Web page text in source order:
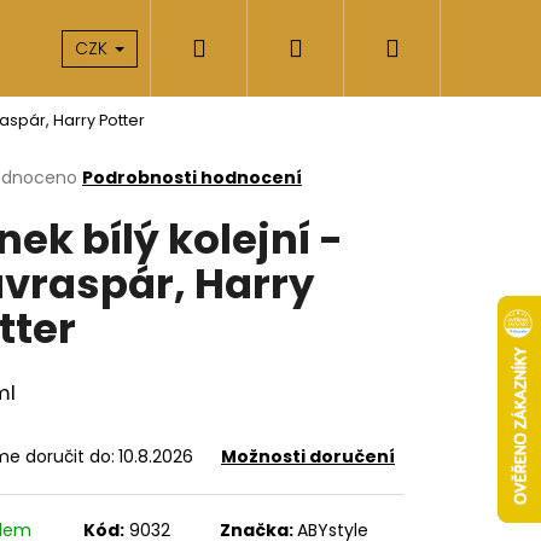
O nás
CZK Přihlášení
Harry Potter
Podrobnosti hodnocení
bílý kolejní -
Harry
doručit do: 10.8.2026 Možnosti doručení
Kód: 9032 Značka:ABYstyle
Následující